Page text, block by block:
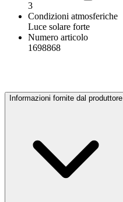
3
Condizioni atmosferiche
Luce solare forte
Numero articolo
1698868
Informazioni fornite dal produttore